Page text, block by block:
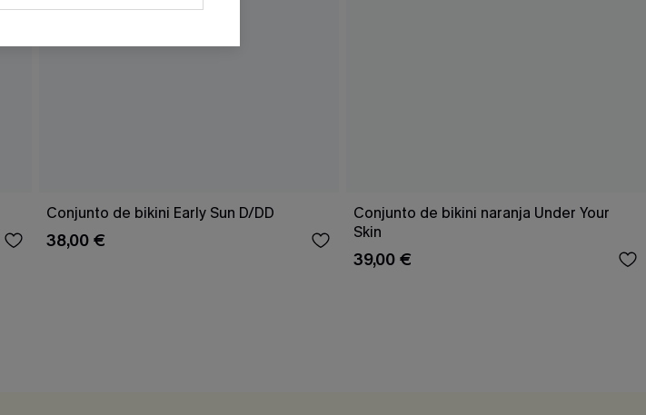
Conjunto de bikini Early Sun D/DD
38,00 €
Conjunto de bikini naranja Under Your
Skin
39,00 €